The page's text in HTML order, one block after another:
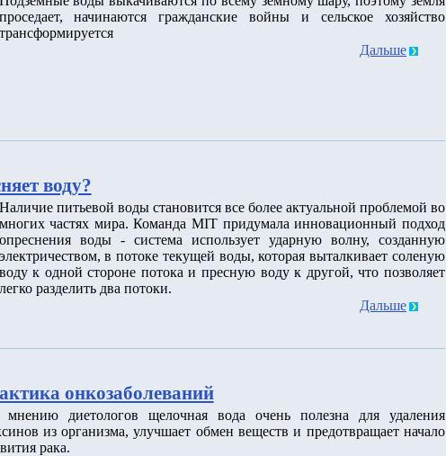
проседает, начинаются гражданские войны и сельское хозяйство
трансформируется
Дальше
воду?
Наличие питьевой воды становится все более актуальной проблемой во
многих частях мира. Команда MIT придумала инновационный подход
опреснения воды - система использует ударную волну, созданную
электричеством, в потоке текущей воды, которая выталкивает соленую
воду к одной стороне потока и пресную воду к другой, что позволяет
легко разделить два потоки.
Дальше
онкозаболеваний
диетологов щелочная вода очень полезна для удаления
из организма, улучшает обмен веществ и предотвращает начало
рака.